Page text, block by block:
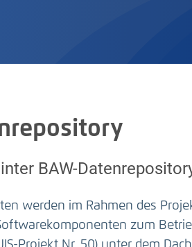
BAW-
werden im Rahmen des
zum